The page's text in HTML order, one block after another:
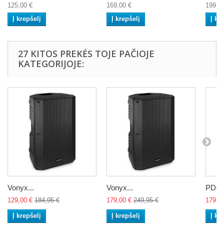
125,00 €
Į krepšelį
169,00 €
Į krepšelį
Į
27 KITOS PREKĖS TOJE PAČIOJE
KATEGORIJOJE:
Vonyx...
129,00 € 184,95 €
Į krepšelį
Vonyx...
179,00 € 249,95 €
Į krepšelį Į